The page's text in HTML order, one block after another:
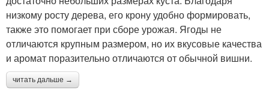
низкому росту дерева, его крону удобно формировать,
также это помогает при сборе урожая. Ягоды не
отличаются крупным размером, но их вкусовые качества
и аромат поразительно отличаются от обычной вишни.
читать дальше →